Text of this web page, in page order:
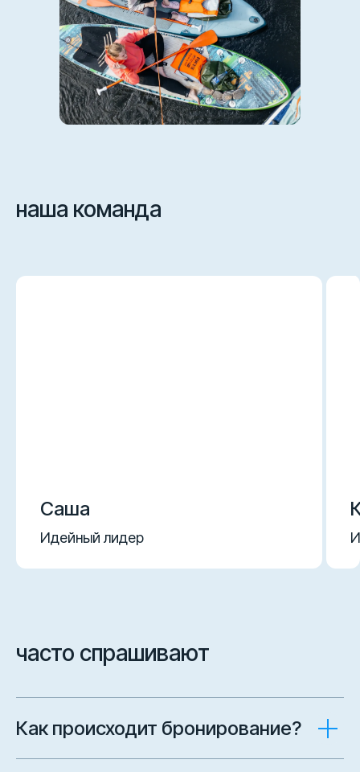
наша команда
Саша
Идейный лидер
часто спрашивают
Как происходит бронирование?